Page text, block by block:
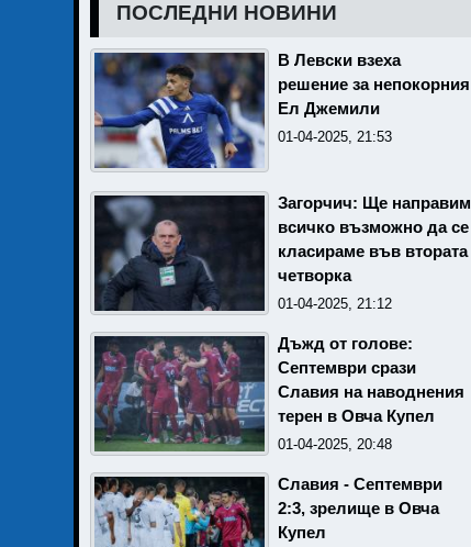
ПОСЛЕДНИ НОВИНИ
В Левски взеха
решение за непокорния
Ел Джемили
01-04-2025, 21:53
Загорчич: Ще направим
всичко възможно да се
класираме във втората
четворка
01-04-2025, 21:12
Дъжд от голове:
Септември срази
Славия на наводнения
терен в Овча Купел
01-04-2025, 20:48
Славия - Септември
2:3, зрелище в Овча
Купел